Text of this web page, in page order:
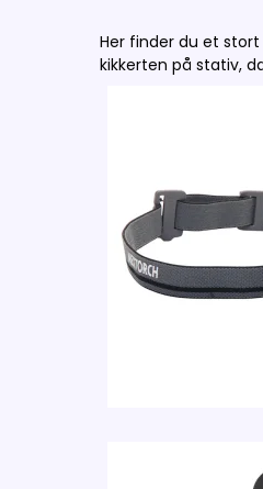
Her finder du et
kikkerten på stativ,